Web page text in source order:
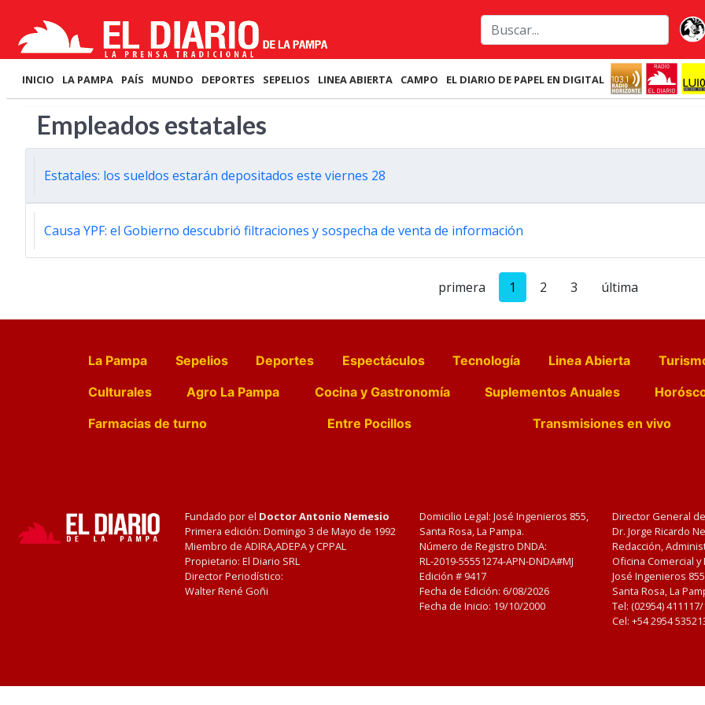
INICIO LA PAMPA PAÍS MUNDO DEPORTES SEPELIOS LINEA ABIERTA CAMPO EL DIARIO DE PAPEL EN DIGITAL
Empleados estatales
Estatales: los sueldos estarán depositados este viernes 28
Causa YPF: el Gobierno descubrió filtraciones y sospecha de venta de información
primera 1 2 3 última
La Pampa Sepelios Deportes Espectáculos Tecnología Linea Abierta
Culturales
Agro La Pampa Cocina y Gastronomía Suplementos Anuales
Farmacias de turno
Entre Pocillos Transmisiones en vivo
Fundado por el Doctor Antonio Nemesio
Primera edición: Domingo 3 de Mayo de 1992
Miembro de ADIRA,ADEPA y CPPAL
Propietario: El Diario SRL
Director Periodístico:
Walter René Goñi
Domicilio Legal: José Ingenieros 855,
Santa Rosa, La Pampa.
Número de Registro DNDA:
RL-2019-55551274-APN-DNDA#MJ
Edición # 9417
Fecha de Edición: 6/08/2026
Fecha de Inicio: 19/10/2000
Director General
Dr. Jorge Ricardo
Redacción,
Oficina Comercial
José Ingenieros
Santa Rosa, La
Tel: (02954)
Cel: +54 2954